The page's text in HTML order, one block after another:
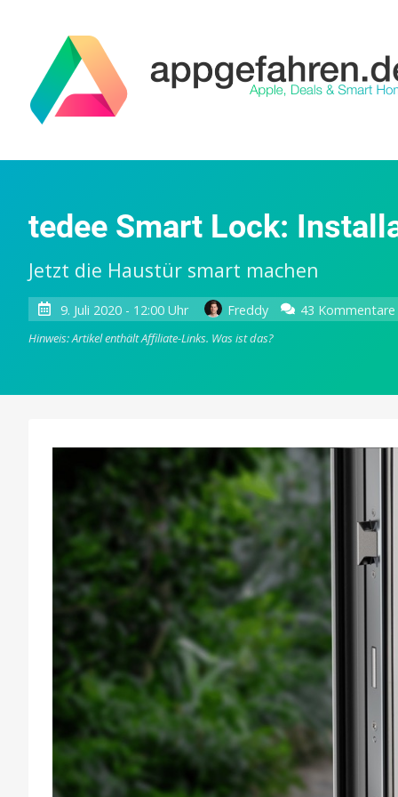
tedee Smart Lock:
Jetzt die Haustür smart machen
9. Juli 2020 - 12:00 Uhr Freddy 43 Kommentare
Hinweis: Artikel enthält Affiliate-Links. Was ist das?